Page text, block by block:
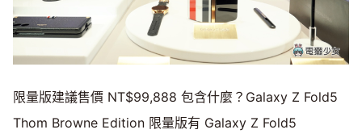
限量版建議售價 NT$99,888 包含什麼？Galaxy Z Fold5
Thom Browne Edition 限量版有 Galaxy Z Fold5